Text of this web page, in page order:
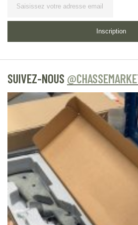
Inscription
SUIVEZ-NOUS